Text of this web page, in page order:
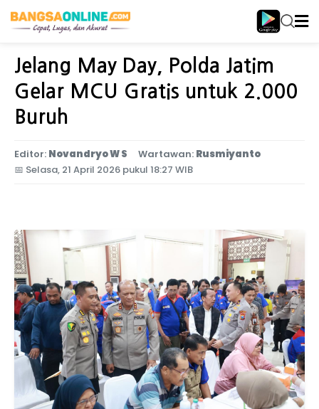
Home Jawa Timur
Jelang May Day, Polda Jatim
Gelar MCU Gratis untuk 2.000
Buruh
Editor: Novandryo W S Wartawan: Rusmiyanto
📅 Selasa, 21 April 2026 pukul 18:27 WIB